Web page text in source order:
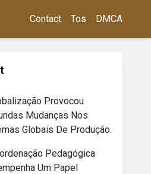
Contact Tos DMCA
Provocou
Mudanças Nos
Globais De Produção.
Pedagógica
Um Papel